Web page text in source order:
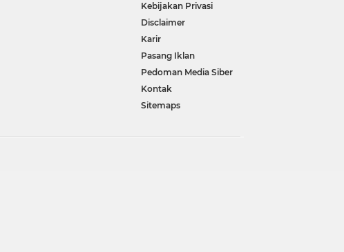
Kebijakan Privasi
Disclaimer
Karir
Pasang Iklan
Pedoman Media Siber
Kontak
Sitemaps